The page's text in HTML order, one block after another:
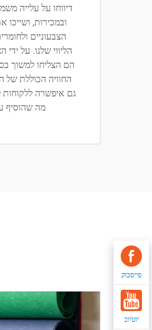
דיווחו על עלייה
ובמכירות, ושייכו
הצבעוניים
הליווי שלנו. על ידי
הם הצליחו למשוך
החוויה הכוללת של
גם איפשרה
מה שהוסיף
פייסבוק
יוטיוב